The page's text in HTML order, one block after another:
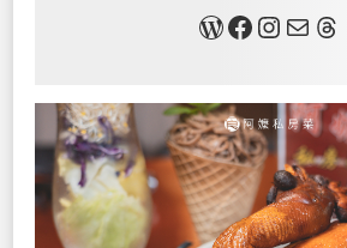
關於我Facebook InstagramMail Threads